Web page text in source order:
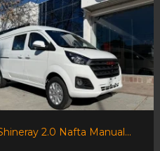
2.0 Nafta Manual...